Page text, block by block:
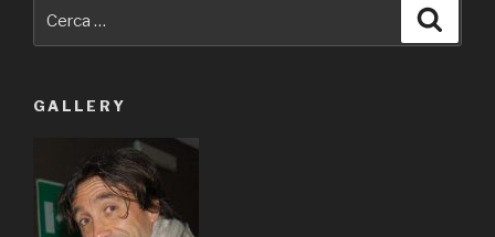
GALLERY